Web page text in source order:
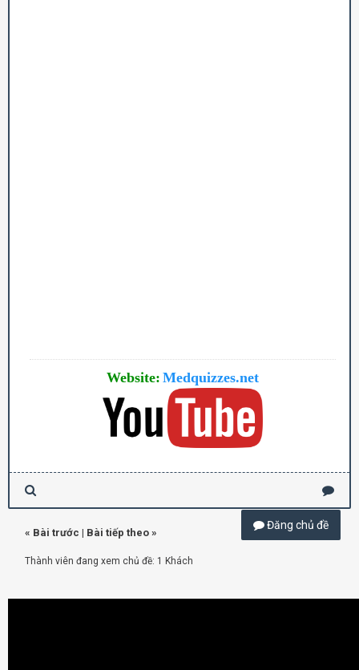
Website: Medquizzes.net
Đăng chủ đề
« Bài trước | Bài tiếp theo »
Thành viên đang xem chủ đề: 1 Khách